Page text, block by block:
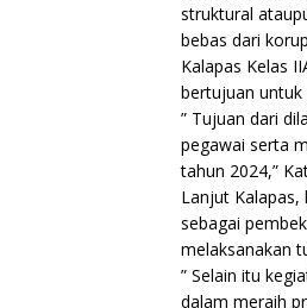
struktural
bebas dari
Kalapas Kelas
bertujuan untuk
” Tujuan dari
pegawai serta
tahun 2024,”
Lanjut Kalapas,
sebagai
melaksanakan
” Selain itu
dalam meraih